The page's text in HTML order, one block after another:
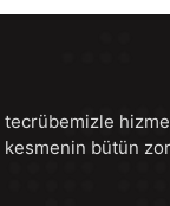
tecrübemizle
bütün